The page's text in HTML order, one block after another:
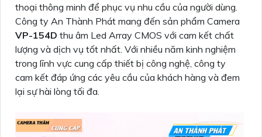
thoại thông minh để phục vụ nhu cầu của người dùng.
Công ty An Thành Phát mang đến sản phẩm Camera
VP-154D thu âm Led Array CMOS với cam kết chất
lượng và dịch vụ tốt nhất. Với nhiều năm kinh nghiệm
trong lĩnh vực cung cấp thiết bị công nghệ, công ty
cam kết đáp ứng các yêu cầu của khách hàng và đem
lại sự hài lòng tối đa.